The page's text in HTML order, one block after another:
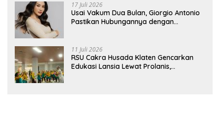
17 Juli 2026
Usai Vakum Dua Bulan, Giorgio Antonio
Pastikan Hubungannya dengan
11 Juli 2026
RSU Cakra Husada Klaten Gencarkan
Edukasi Lansia Lewat Prolanis,